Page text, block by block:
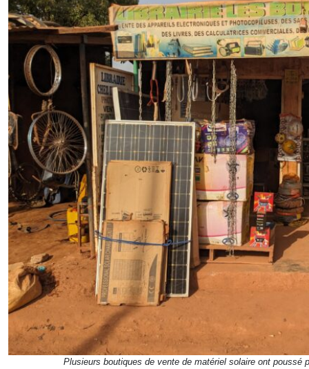
Plusieurs boutiques de vente de matériel solaire ont poussé